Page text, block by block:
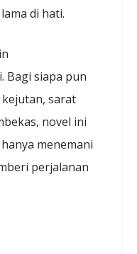
di hati.
Bagi siapa pun
sarat
novel ini
menemani
perjalanan